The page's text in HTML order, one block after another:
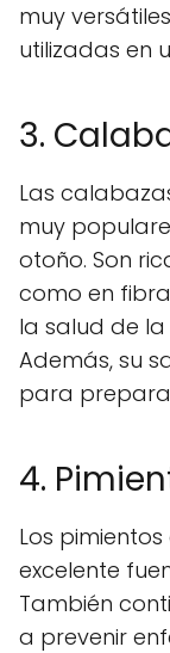
muy
utilizadas en
3.
Las
muy
otoño. Son
como en
la salud de la
Además, su
para
4.
Los
excelente
También
a prevenir